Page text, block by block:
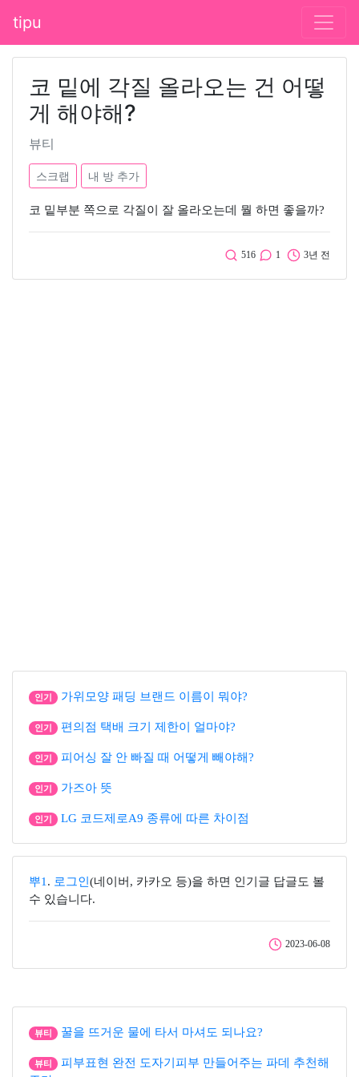
tipu
코 밑에 각질 올라오는 건 어떻
게 해야해?
뷰티
스크랩 내 방 추가
코 밑부분 쪽으로 각질이 잘 올라오는데 뭘 하면 좋을까?
516 1 3년 전
인기 가위모양 패딩 브랜드 이름이 뭐야?
인기 편의점 택배 크기 제한이 얼마야?
인기 피어싱 잘 안 빠질 때 어떻게 빼야해?
인기 가즈아 뜻
인기 LG 코드제로A9 종류에 따른 차이점
뿌1 . 로그인 (네이버, 카카오 등)을 하면 인기글 답글도 볼
수 있습니다.
2023-06-08
뷰티 꿀을 뜨거운 물에 타서 마셔도 되나요?
뷰티
피부표현 완전 도자기피부 만들어주는 파데 추천해